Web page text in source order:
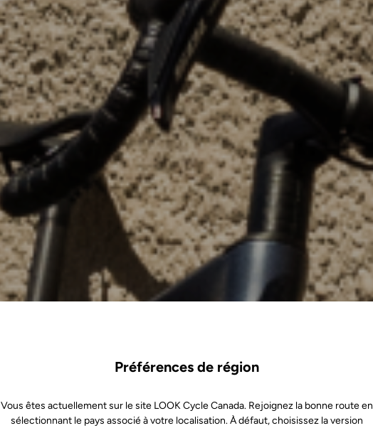
Préférences de région
Vous êtes actuellement sur le site LOOK Cycle Canada. Rejoignez la bonne route en
sélectionnant le pays associé à votre localisation. À défaut, choisissez la version